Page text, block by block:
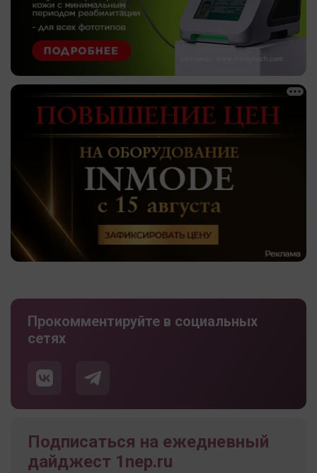
Прокомментируйте в социальных
сетях
Подписаться на ежедневный
дайджест 1nep.ru